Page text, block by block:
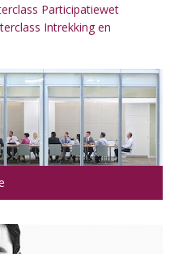
Participatiewet
Intrekking en